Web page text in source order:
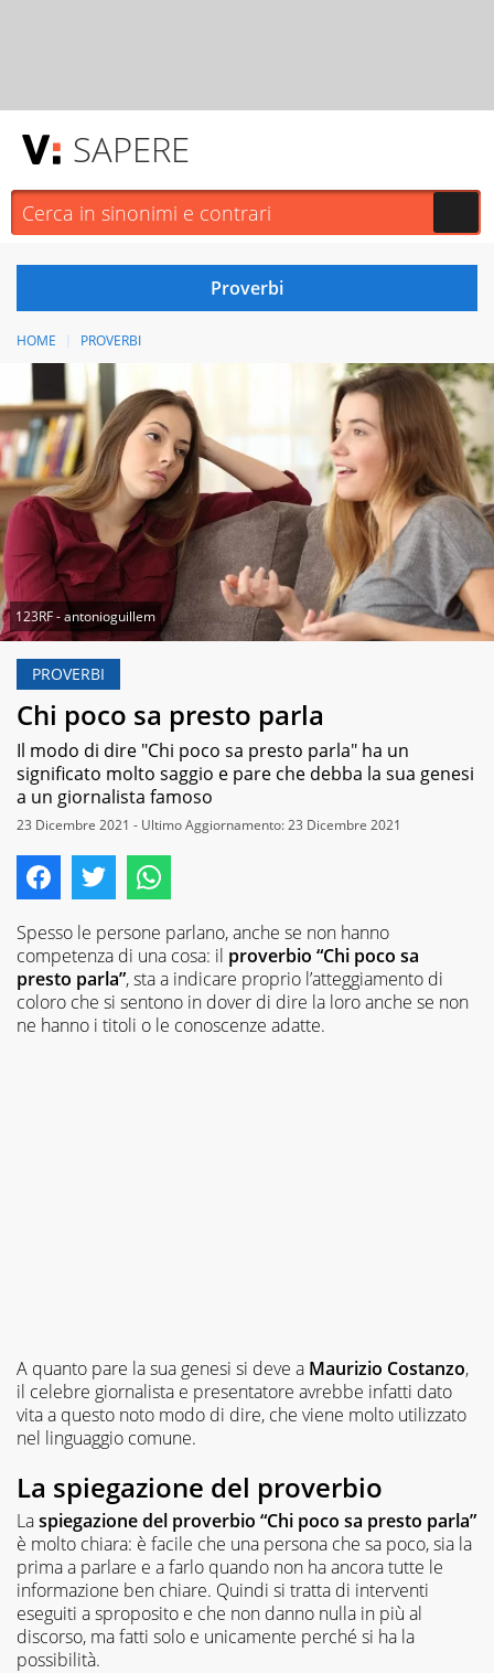
SAPERE
HOME PROVERBI
123RF - antonioguillem
PROVERBI
Chi poco sa presto parla
Il modo di dire "Chi poco sa presto parla" ha un
significato molto saggio e pare che debba la sua genesi
a un giornalista famoso
23 Dicembre 2021 - Ultimo Aggiornamento: 23 Dicembre 2021
Spesso le persone parlano, anche se non hanno
competenza di una cosa: il proverbio “Chi poco sa
presto parla”, sta a indicare proprio l’atteggiamento di
coloro che si sentono in dover di dire la loro anche se non
ne hanno i titoli o le conoscenze adatte.
A quanto pare la sua genesi si deve a Maurizio Costanzo,
il celebre giornalista e presentatore avrebbe infatti dato
vita a questo noto modo di dire, che viene molto utilizzato
nel linguaggio comune.
La spiegazione del proverbio
Laspiegazione del proverbio “Chi poco sa presto parla”
è molto chiara: è facile che una persona che sa poco, sia la
prima a parlare e a farlo quando non ha ancora tutte le
informazione ben chiare. Quindi si tratta di interventi
eseguiti a sproposito e che non danno nulla in più al
discorso, ma fatti solo e unicamente perché si ha la
possibilità.